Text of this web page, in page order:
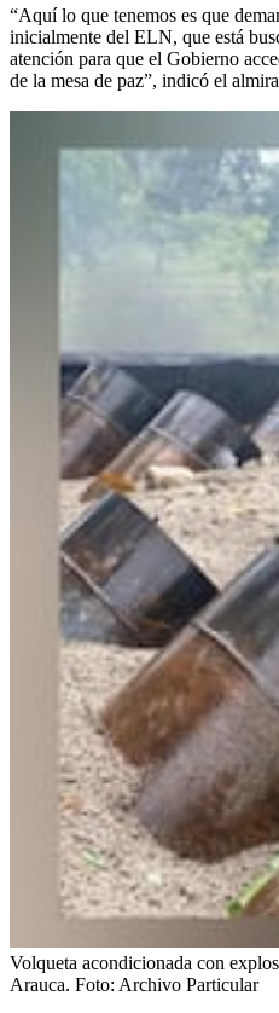
“Aquí lo que tenemos es que
inicialmente del ELN, que está
atención para que el Gobierno
de la mesa de paz”, indicó el
Volqueta acondicionada con
Arauca. Foto: Archivo Particular